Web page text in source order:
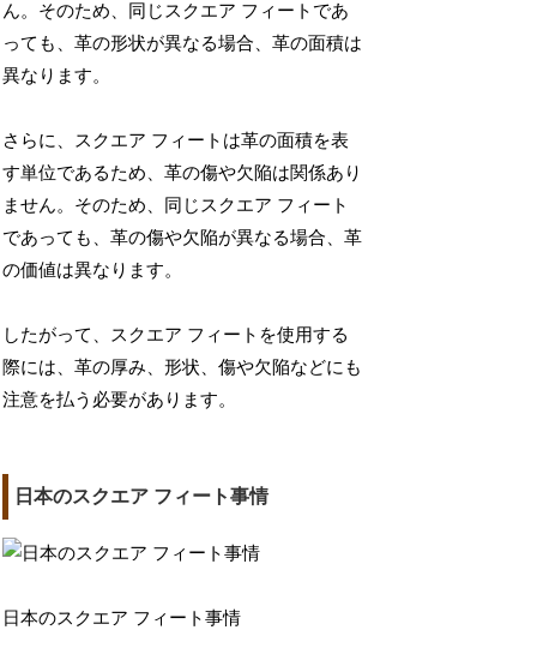
ん。そのため、同じスクエア フィートであ
っても、革の形状が異なる場合、革の面積は
異なります。
さらに、スクエア フィートは革の面積を表
す単位であるため、革の傷や欠陥は関係あり
ません。そのため、同じスクエア フィート
であっても、革の傷や欠陥が異なる場合、革
の価値は異なります。
したがって、スクエア フィートを使用する
際には、革の厚み、形状、傷や欠陥などにも
注意を払う必要があります。
日本のスクエア フィート事情
日本のスクエア フィート事情